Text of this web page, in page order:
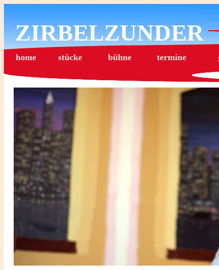
ZIRBELZUNDER
home stücke bühne termine